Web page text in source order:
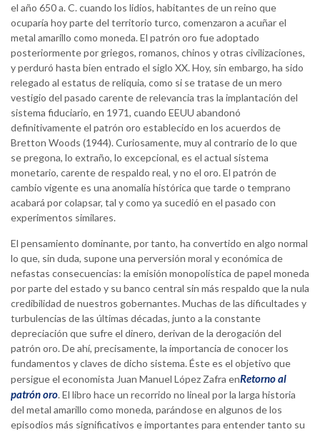
el año 650 a. C. cuando los lidios, habitantes de un reino que
ocuparía hoy parte del territorio turco, comenzaron a acuñar el
metal amarillo como moneda. El patrón oro fue adoptado
posteriormente por griegos, romanos, chinos y otras civilizaciones,
y perduró hasta bien entrado el siglo XX. Hoy, sin embargo, ha sido
relegado al estatus de reliquia, como si se tratase de un mero
vestigio del pasado carente de relevancia tras la implantación del
sistema fiduciario, en 1971, cuando EEUU abandonó
definitivamente el patrón oro establecido en los acuerdos de
Bretton Woods (1944). Curiosamente, muy al contrario de lo que
se pregona, lo extraño, lo excepcional, es el actual sistema
monetario, carente de respaldo real, y no el oro. El patrón de
cambio vigente es una anomalía histórica que tarde o temprano
acabará por colapsar, tal y como ya sucedió en el pasado con
experimentos similares.
El pensamiento dominante, por tanto, ha convertido en algo normal
lo que, sin duda, supone una perversión moral y económica de
nefastas consecuencias: la emisión monopolística de papel moneda
por parte del estado y su banco central sin más respaldo que la nula
credibilidad de nuestros gobernantes. Muchas de las dificultades y
turbulencias de las últimas décadas, junto a la constante
depreciación que sufre el dinero, derivan de la derogación del
patrón oro. De ahí, precisamente, la importancia de conocer los
fundamentos y claves de dicho sistema. Éste es el objetivo que
persigue el economista Juan Manuel López Zafra enRetorno al
patrón oro. El libro hace un recorrido no lineal por la larga historia
del metal amarillo como moneda, parándose en algunos de los
episodios más significativos e importantes para entender tanto su